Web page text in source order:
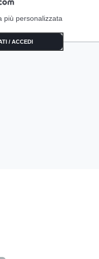
Da Sapere
più personalizzata
/ ACCEDI